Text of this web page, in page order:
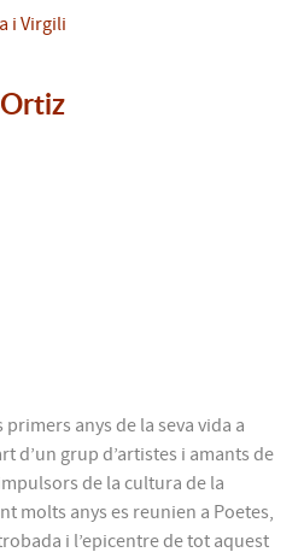
i Virgili
anys de la seva vida a
d’un grup d’artistes i amants de
de la cultura de la
molts anys es reunien a Poetes,
i l’epicentre de tot aquest